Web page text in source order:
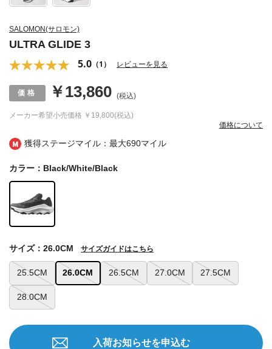
獲得ステージマイル：最大690マイル
SALOMON(サロモン)
ULTRA GLIDE 3
5.0 （1） レビューを見る
メーカー希望小売価格 ￥19,800(税込)
￥13,860 (税込)
価格について
カラー：Black/White/Black
25.5CM 26.0CM 26.5CM 27.0CM 27.5CM
28.0CM
サイズ：26.0CM サイズガイドはこちら
入荷お知らせを申込む